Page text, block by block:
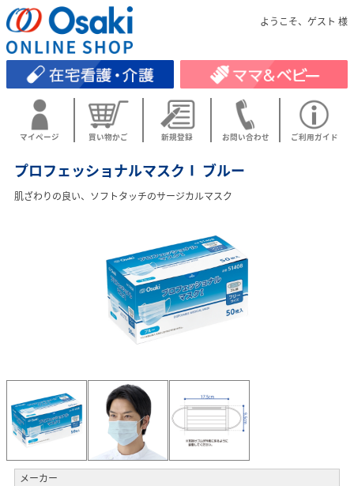
ようこそ、ゲスト 様
マイページ 買い物かご 新規登録 お問い合わせ ご利用ガイド
プロフェッショナルマスクⅠ ブルー
肌ざわりの良い、ソフトタッチのサージカルマスク
メーカー